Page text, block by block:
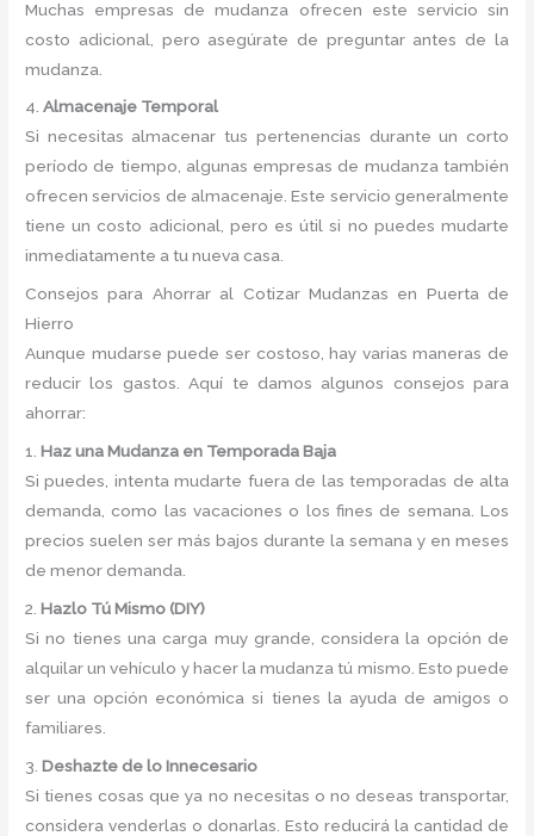
Muchas empresas de mudanza ofrecen este servicio sin
costo adicional, pero asegúrate de preguntar antes de la
mudanza.
4.Almacenaje Temporal
Si necesitas almacenar tus pertenencias durante un corto
período de tiempo, algunas empresas de mudanza también
ofrecen servicios de almacenaje. Este servicio generalmente
tiene un costo adicional, pero es útil si no puedes mudarte
inmediatamente a tu nueva casa.
Consejos para Ahorrar al Cotizar Mudanzas en Puerta de
Hierro
Aunque mudarse puede ser costoso, hay varias maneras de
reducir los gastos. Aquí te damos algunos consejos para
ahorrar:
1.Haz una Mudanza en Temporada Baja
Si puedes, intenta mudarte fuera de las temporadas de alta
demanda, como las vacaciones o los fines de semana. Los
precios suelen ser más bajos durante la semana y en meses
de menor demanda.
2.Hazlo Tú Mismo (DIY)
Si no tienes una carga muy grande, considera la opción de
alquilar un vehículo y hacer la mudanza tú mismo. Esto puede
ser una opción económica si tienes la ayuda de amigos o
familiares.
3.Deshazte de lo Innecesario
Si tienes cosas que ya no necesitas o no deseas transportar,
considera venderlas o donarlas. Esto reducirá la cantidad de